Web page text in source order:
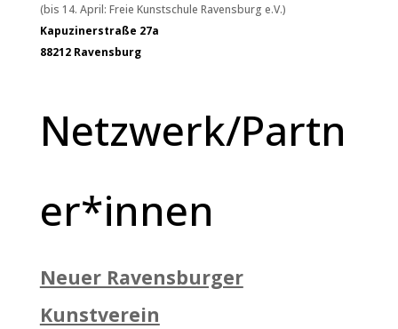
(bis 14. April: Freie Kunstschule Ravensburg e.V.)
Kapuzinerstraße 27a
88212 Ravensburg
Netzwerk/Partn
er*innen
Neuer Ravensburger
Kunstverein